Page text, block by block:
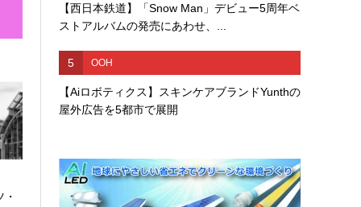
【西日本鉄道】「Snow Man」デビュー5周年ベ
ストアルバムの発売にあわせ、...
5 OOH
【Aiロボティクス】スキンケアブランドYunthの
屋外広告を5都市で展開